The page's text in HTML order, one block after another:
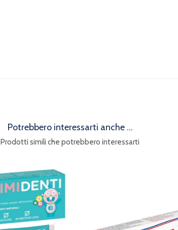
Potrebbero interessarti anche ...
Prodotti simili che potrebbero interessarti